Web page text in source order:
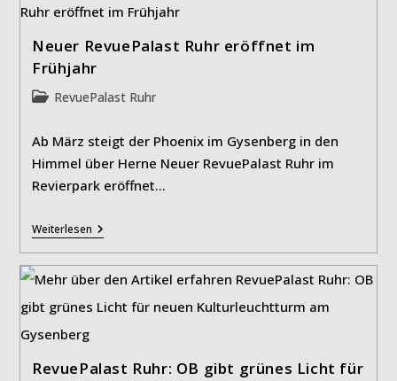
Neuer RevuePalast Ruhr eröffnet im
Frühjahr
Beitrags-
RevuePalast Ruhr
Ab März steigt der Phoenix im Gysenberg in den
Himmel über Herne Neuer RevuePalast Ruhr im
Revierpark eröffnet…
WeiterlesenNeuer
RevuePalast
Ruhr
Eröffnet
Im
Frühjahr
RevuePalast Ruhr: OB gibt grünes Licht für